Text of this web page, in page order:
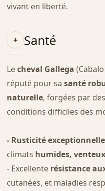
vivant en liberté.
Santé
Lecheval Gallega
réputé pour sa santé
naturelle, forgées par
conditions difficiles des
- Rusticité exceptionnelle
climats humides,
- Excellente résistance
cutanées, et maladies